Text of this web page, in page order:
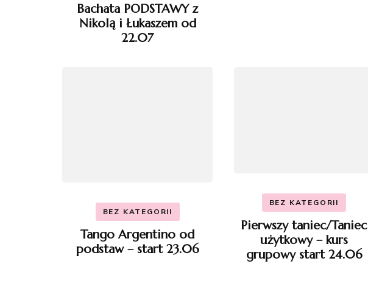
Bachata PODSTAWY z
Nikolą i Łukaszem od
22.07
BEZ KATEGORII
Tango Argentino od
podstaw – start 23.06
BEZ KATEGORII
Pierwszy taniec/Taniec
użytkowy – kurs
grupowy start 24.06